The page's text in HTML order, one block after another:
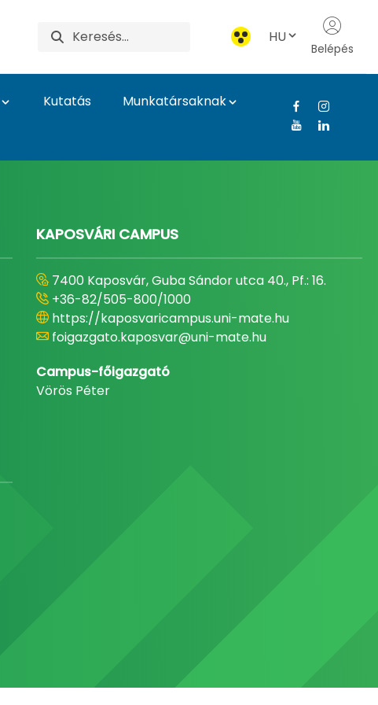
HU
Belépés
Kutatás
Munkatársaknak
KAPOSVÁRI CAMPUS
7400 Kaposvár, Guba Sándor utca 40., Pf.: 16.
+36-82/505-800/1000
https://kaposvaricampus.uni-mate.hu
foigazgato.kaposvar@uni-mate.hu
Campus-főigazgató
Vörös Péter